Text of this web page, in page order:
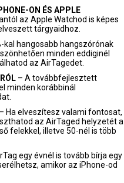
ON ÉS APPLE
az Apple Watchod is képes
tárgyaidhoz.
kal hangosabb hangszórónak
minden eddiginél
az AirTagedet.
– A továbbfejlesztett
minden korábbinál
– Ha elveszítesz valami fontosat,
az AirTaged helyzetét a
felekkel, illetve 50-nél is több
egy évnél is tovább bírja egy
amikor az iPhone-od